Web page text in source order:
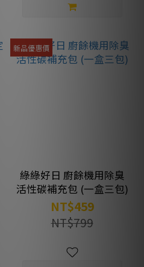
新品優惠價
綠綠好日 廚餘機用除臭
活性碳補充包 (一盒三包)
NT$459
NT$799